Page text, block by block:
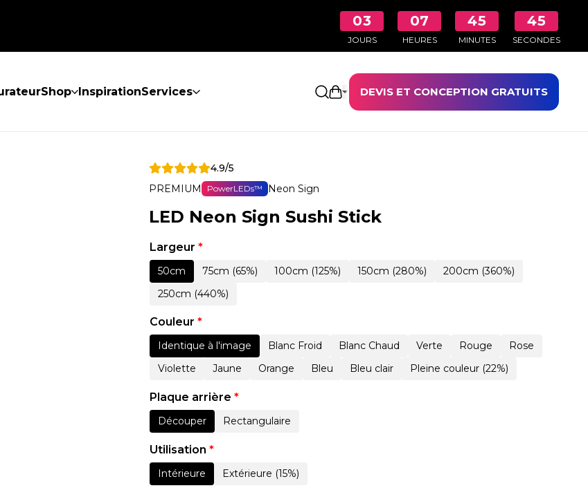
03
JOURS
07
HEURES
45
MINUTES
44
SECONDES
Shop InspirationServices Ouvrir le panier
DEVIS ET CONCEPTION GRATUITS
4.9/5
PREMIUM
PowerLEDs™ Neon Sign
LED Neon Sign Sushi Stick
Largeur *
50cm 75cm (65%) 100cm (125%) 150cm (280%)
200cm (360%)
250cm (440%)
Couleur *
Identique à l'image Blanc Froid Blanc Chaud Verte Rouge
Rose
Violette
Jaune Orange Bleu Bleu clair Pleine couleur (22%)
Plaque arrière *
Découper Rectangulaire
Utilisation *
Intérieure Extérieure (15%)